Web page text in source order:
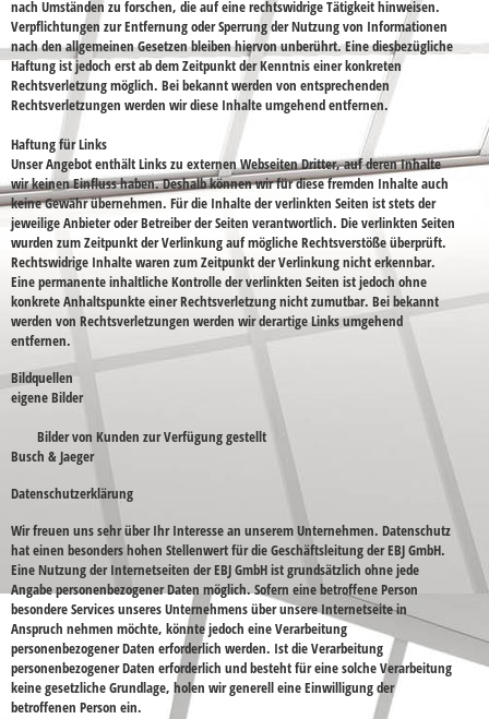
nach Umständen zu forschen, die auf eine rechtswidrige Tätigkeit hinweisen.
Verpflichtungen zur Entfernung oder Sperrung der Nutzung von Informationen
nach den allgemeinen Gesetzen bleiben hiervon unberührt. Eine diesbezügliche
Haftung ist jedoch erst ab dem Zeitpunkt der Kenntnis einer konkreten
Rechtsverletzung möglich. Bei bekannt werden von entsprechenden
Rechtsverletzungen werden wir diese Inhalte umgehend entfernen.
Haftung für Links
Unser Angebot enthält Links zu externen Webseiten Dritter, auf deren Inhalte
wir keinen Einfluss haben. Deshalb können wir für diese fremden Inhalte auch
keine Gewähr übernehmen. Für die Inhalte der verlinkten Seiten ist stets der
jeweilige Anbieter oder Betreiber der Seiten verantwortlich. Die verlinkten Seiten
wurden zum Zeitpunkt der Verlinkung auf mögliche Rechtsverstöße überprüft.
Rechtswidrige Inhalte waren zum Zeitpunkt der Verlinkung nicht erkennbar.
Eine permanente inhaltliche Kontrolle der verlinkten Seiten ist jedoch ohne
konkrete Anhaltspunkte einer Rechtsverletzung nicht zumutbar. Bei bekannt
werden von Rechtsverletzungen werden wir derartige Links umgehend
entfernen.
Bildquellen
eigene Bilder
Bilder von Kunden zur Verfügung gestellt
Busch & Jaeger
Datenschutzerklärung
Wir freuen uns sehr über Ihr Interesse an unserem Unternehmen. Datenschutz
hat einen besonders hohen Stellenwert für die Geschäftsleitung der EBJ GmbH.
Eine Nutzung der Internetseiten der EBJ GmbH ist grundsätzlich ohne jede
Angabe personenbezogener Daten möglich. Sofern eine betroffene Person
besondere Services unseres Unternehmens über unsere Internetseite in
Anspruch nehmen möchte, könnte jedoch eine Verarbeitung
personenbezogener Daten erforderlich werden. Ist die Verarbeitung
personenbezogener Daten erforderlich und besteht für eine solche Verarbeitung
keine gesetzliche Grundlage, holen wir generell eine Einwilligung der
betroffenen Person ein.